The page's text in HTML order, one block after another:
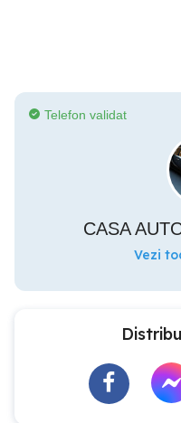
Telefon validat
CASA
Vezi